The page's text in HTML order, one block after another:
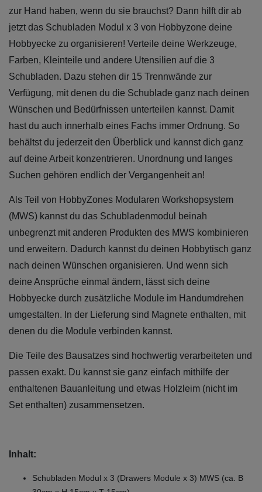
zur Hand haben, wenn du sie brauchst? Dann hilft dir ab
jetzt das Schubladen Modul x 3 von Hobbyzone deine
Hobbyecke zu organisieren! Verteile deine Werkzeuge,
Farben, Kleinteile und andere Utensilien auf die 3
Schubladen. Dazu stehen dir 15 Trennwände zur
Verfügung, mit denen du die Schublade ganz nach deinen
Wünschen und Bedürfnissen unterteilen kannst. Damit
hast du auch innerhalb eines Fachs immer Ordnung. So
behältst du jederzeit den Überblick und kannst dich ganz
auf deine Arbeit konzentrieren. Unordnung und langes
Suchen gehören endlich der Vergangenheit an!
Als Teil von HobbyZones Modularen Workshopsystem
(MWS) kannst du das Schubladenmodul beinah
unbegrenzt mit anderen Produkten des MWS kombinieren
und erweitern. Dadurch kannst du deinen Hobbytisch ganz
nach deinen Wünschen organisieren. Und wenn sich
deine Ansprüche einmal ändern, lässt sich deine
Hobbyecke durch zusätzliche Module im Handumdrehen
umgestalten. In der Lieferung sind Magnete enthalten, mit
denen du die Module verbinden kannst.
Die Teile des Bausatzes sind hochwertig verarbeiteten und
passen exakt. Du kannst sie ganz einfach mithilfe der
enthaltenen Bauanleitung und etwas Holzleim (nicht im
Set enthalten) zusammensetzen.
Inhalt:
Schubladen Modul x 3 (Drawers Module x 3) MWS (ca. B